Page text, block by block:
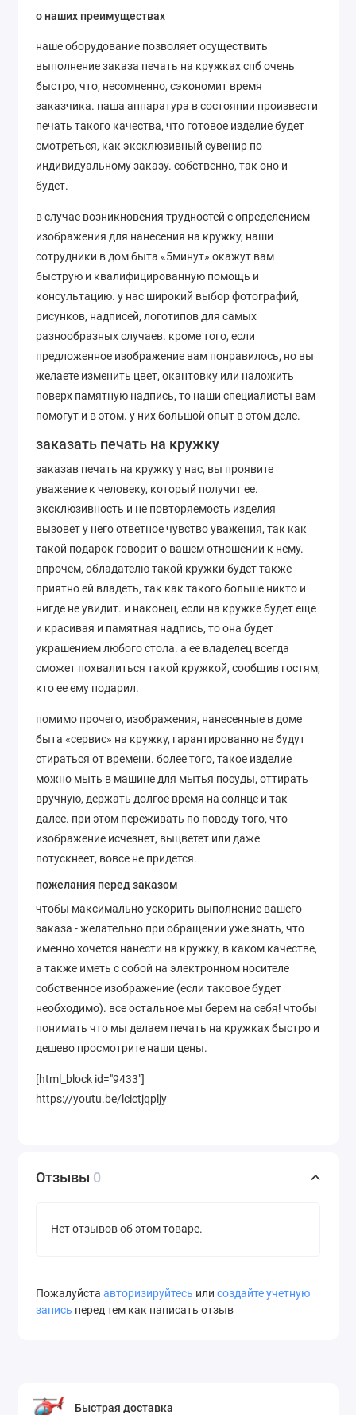
о наших преимуществах
наше оборудование позволяет осуществить
выполнение заказа печать на кружках спб очень
быстро, что, несомненно, сэкономит время
заказчика. наша аппаратура в состоянии произвести
печать такого качества, что готовое изделие будет
смотреться, как эксклюзивный сувенир по
индивидуальному заказу. собственно, так оно и
будет.
в случае возникновения трудностей с определением
изображения для нанесения на кружку, наши
сотрудники в дом быта «5минут» окажут вам
быструю и квалифицированную помощь и
консультацию. у нас широкий выбор фотографий,
рисунков, надписей, логотипов для самых
разнообразных случаев. кроме того, если
предложенное изображение вам понравилось, но вы
желаете изменить цвет, окантовку или наложить
поверх памятную надпись, то наши специалисты вам
помогут и в этом. у них большой опыт в этом деле.
заказать печать на кружку
заказав печать на кружку у нас, вы проявите
уважение к человеку, который получит ее.
эксклюзивность и не повторяемость изделия
вызовет у него ответное чувство уважения, так как
такой подарок говорит о вашем отношении к нему.
впрочем, обладателю такой кружки будет также
приятно ей владеть, так как такого больше никто и
нигде не увидит. и наконец, если на кружке будет еще
и красивая и памятная надпись, то она будет
украшением любого стола. а ее владелец всегда
сможет похвалиться такой кружкой, сообщив гостям,
кто ее ему подарил.
помимо прочего, изображения, нанесенные в доме
быта «сервис» на кружку, гарантированно не будут
стираться от времени. более того, такое изделие
можно мыть в машине для мытья посуды, оттирать
вручную, держать долгое время на солнце и так
далее. при этом переживать по поводу того, что
изображение исчезнет, выцветет или даже
потускнеет, вовсе не придется.
пожелания перед заказом
чтобы максимально ускорить выполнение вашего
заказа - желательно при обращении уже знать, что
именно хочется нанести на кружку, в каком качестве,
а также иметь с собой на электронном носителе
собственное изображение (если таковое будет
необходимо). все остальное мы берем на себя! чтобы
понимать что мы делаем печать на кружках быстро и
дешево просмотрите наши цены.
[html_block id="9433"]
https://youtu.be/lcictjqpljy
Отзывы 0
Нет отзывов об этом товаре.
Пожалуйста авторизируйтесь или создайте учетную
запись перед тем как написать отзыв
Быстрая доставка